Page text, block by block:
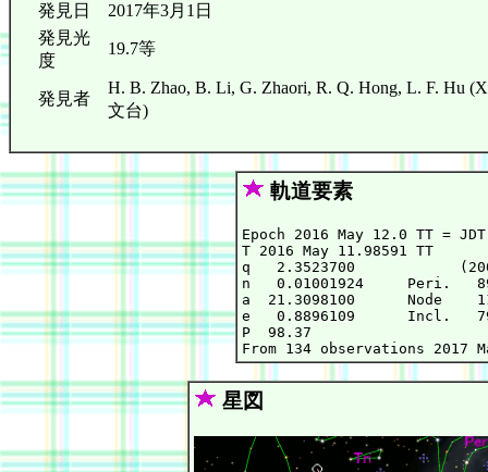
発見日
2017年3月1日
発見光
度
19.7等
発見者
H. B. Zhao, B. Li, G. Zhaori, R. Q. Hong, L. F. Hu
文台)
軌道要素
Epoch 2016 May 12.0 TT =
T 2016 May 11.98591
q   2.3523700
n   0.01001924     Peri.
a  21.3098100      Node
e   0.8896109      Incl.
P  98.37
星図